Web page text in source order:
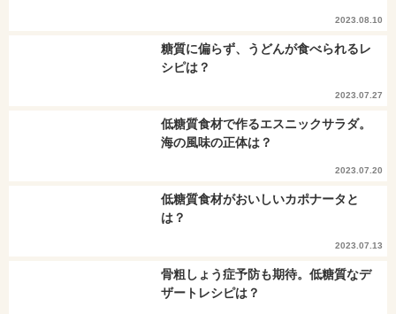
2023.08.10
糖質に偏らず、うどんが食べられるレ
シピは？
2023.07.27
低糖質食材で作るエスニックサラダ。
海の風味の正体は？
2023.07.20
低糖質食材がおいしいカポナータと
は？
2023.07.13
骨粗しょう症予防も期待。低糖質なデ
ザートレシピは？